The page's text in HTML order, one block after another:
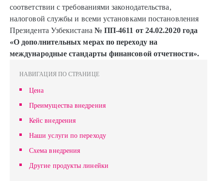
соответствии с требованиями законодательства,
налоговой службы и всеми установками постановления
Президента Узбекистана № ПП-4611 от 24.02.2020 года
«О дополнительных мерах по переходу на
международные стандарты финансовой отчетности».
НАВИГАЦИЯ ПО СТРАНИЦЕ
Цена
Преимущества внедрения
Кейс внедрения
Наши услуги по переходу
Схема внедрения
Другие продукты линейки